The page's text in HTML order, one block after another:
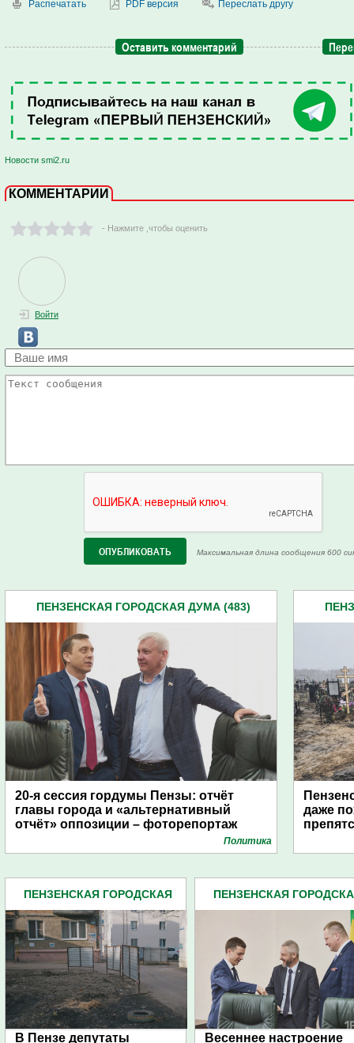
Распечатать PDF версия Переслать другу
Оставить комментарий
Новости smi2.ru
КОММЕНТАРИИ
- Нажмите ,чтобы оценить
Войти
Максимальная длина сообщения 600
ПЕНЗЕНСКАЯ ГОРОДСКАЯ ДУМА (483)
20-я сессия гордумы Пензы: отчёт
главы города и «альтернативный
отчёт» оппозиции – фоторепортаж
Политика
даже
ПЕНЗЕНСКАЯ ГОРОДСКАЯ
В Пензе депутаты
ПЕНЗЕНСКАЯ
Весеннее настроение